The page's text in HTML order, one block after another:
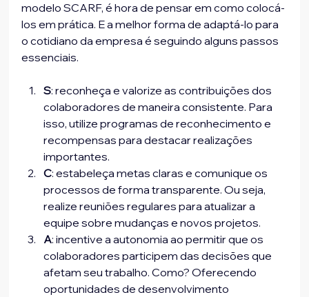
modelo SCARF, é hora de pensar em como colocá-
los em prática. E a melhor forma de adaptá-lo para
o cotidiano da empresa é seguindo alguns passos
essenciais.
S: reconheça e valorize as contribuições dos
colaboradores de maneira consistente. Para
isso, utilize programas de reconhecimento e
recompensas para destacar realizações
importantes.
C: estabeleça metas claras e comunique os
processos de forma transparente. Ou seja,
realize reuniões regulares para atualizar a
equipe sobre mudanças e novos projetos.
A: incentive a autonomia ao permitir que os
colaboradores participem das decisões que
afetam seu trabalho. Como? Oferecendo
oportunidades de desenvolvimento